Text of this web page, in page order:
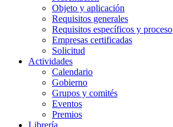
Objeto y aplicación
Requisitos generales
Requisitos específicos y proceso
Empresas certificadas
Solicitud
Actividades
Calendario
Gobierno
Grupos y comités
Eventos
Premios
Librería